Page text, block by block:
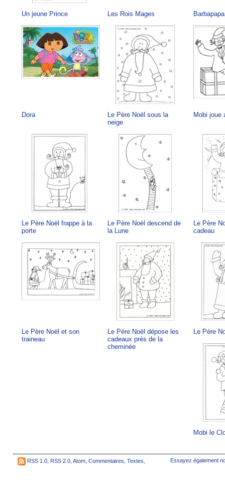
Un jeune Prince Les Rois Mages Barbapapa
Dora
Le Père Noël sous la
neige
Mobi joue
Le Père Noël frappe à la
porte
Le Père Noël descend de
la Lune
Le Père
cadeau
Le Père Noël et son
traineau
Le Père Noël dépose les
cadeaux près de la
cheminée
Le Père
Mobi le
RSS 1.0 RSS 2.0 Atom Commentaires Textes Essayez également